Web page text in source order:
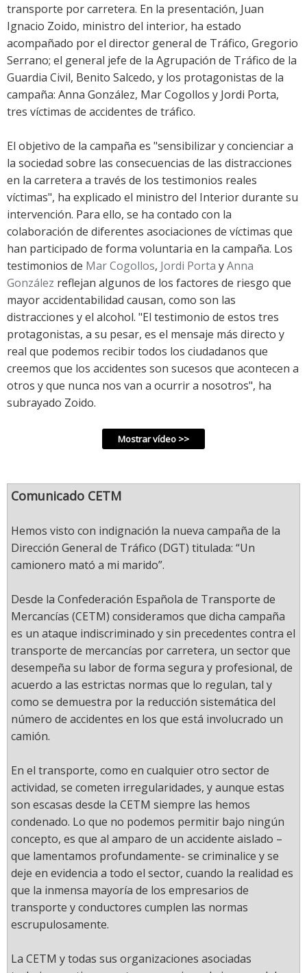
transporte por carretera. En la presentación, Juan
Ignacio Zoido, ministro del interior, ha estado
acompañado por el director general de Tráfico, Gregorio
Serrano; el general jefe de la Agrupación de Tráfico de la
Guardia Civil, Benito Salcedo, y los protagonistas de la
campaña: Anna González, Mar Cogollos y Jordi Porta,
tres víctimas de accidentes de tráfico.
El objetivo de la campaña es "sensibilizar y concienciar a
la sociedad sobre las consecuencias de las distracciones
en la carretera a través de los testimonios reales
víctimas", ha explicado el ministro del Interior durante su
intervención. Para ello, se ha contado con la
colaboración de diferentes asociaciones de víctimas que
han participado de forma voluntaria en la campaña. Los
testimonios de Mar Cogollos, Jordi Porta yAnna
González reflejan algunos de los factores de riesgo que
mayor accidentabilidad causan, como son las
distracciones y el alcohol. "El testimonio de estos tres
protagonistas, a su pesar, es el mensaje más directo y
real que podemos recibir todos los ciudadanos que
creemos que los accidentes son sucesos que acontecen a
otros y que nunca nos van a ocurrir a nosotros", ha
subrayado Zoido.
Comunicado CETM
Hemos visto con indignación la nueva campaña de la
Dirección General de Tráfico (DGT) titulada: “Un
camionero mató a mi marido”.
Desde la Confederación Española de Transporte de
Mercancías (CETM) consideramos que dicha campaña
es un ataque indiscriminado y sin precedentes contra el
transporte de mercancías por carretera, un sector que
desempeña su labor de forma segura y profesional, de
acuerdo a las estrictas normas que lo regulan, tal y
como se demuestra por la reducción sistemática del
número de accidentes en los que está involucrado un
camión.
En el transporte, como en cualquier otro sector de
actividad, se cometen irregularidades, y aunque estas
son escasas desde la CETM siempre las hemos
condenado. Lo que no podemos permitir bajo ningún
concepto, es que al amparo de un accidente aislado –
que lamentamos profundamente- se criminalice y se
deje en evidencia a todo el sector, cuando la realidad es
que la inmensa mayoría de los empresarios de
transporte y conductores cumplen las normas
escrupulosamente.
La CETM y todas sus organizaciones asociadas